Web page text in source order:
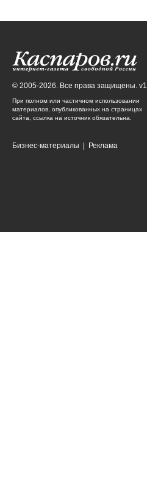
© 2005-2026. Все права защищены. v1
При полном или частичном использовании
материалов, опубликованных на страницах
сайта, ссылка на источник обязательна.
Бизнес-материалы Реклама